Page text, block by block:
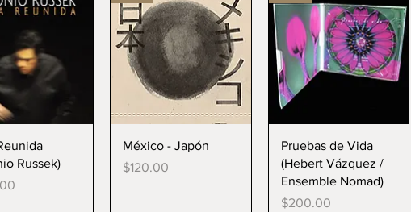
rápida
Russek)
Vista rápida
México - Japón
Precio
$120.00
Vista rápida
Pruebas de Vida
(Hebert Vázquez /
Ensemble Nomad)
Precio
$200.00